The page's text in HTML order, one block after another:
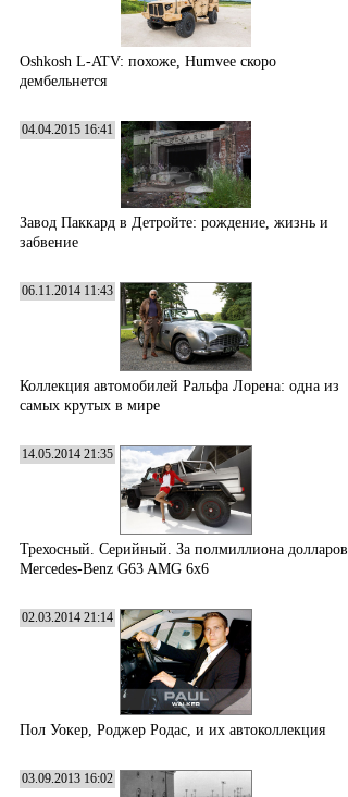
Oshkosh L-ATV: похоже, Humvee скоро
дембельнется
04.04.2015 16:41
Завод Паккард в Детройте: рождение, жизнь и
забвение
06.11.2014 11:43
Коллекция автомобилей Ральфа Лорена: одна из
самых крутых в мире
14.05.2014 21:35
Трехосный. Серийный. За полмиллиона долларов.
Mercedes-Benz G63 AMG 6x6
02.03.2014 21:14
Пол Уокер, Роджер Родас, и их автоколлекция
03.09.2013 16:02